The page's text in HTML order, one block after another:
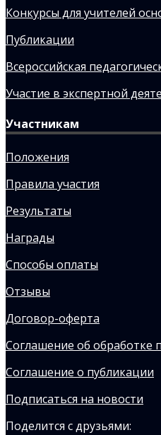
Конкурсы для учителей
Публикации
Всероссийская
Участие в экспертной
Участникам
Положения
Правила участия
Результаты
Награды
Способы оплаты
Отзывы
Договор-оферта
Соглашение об обработке
Соглашение о публикации
Подписаться на новости
Поделится с друзьями: